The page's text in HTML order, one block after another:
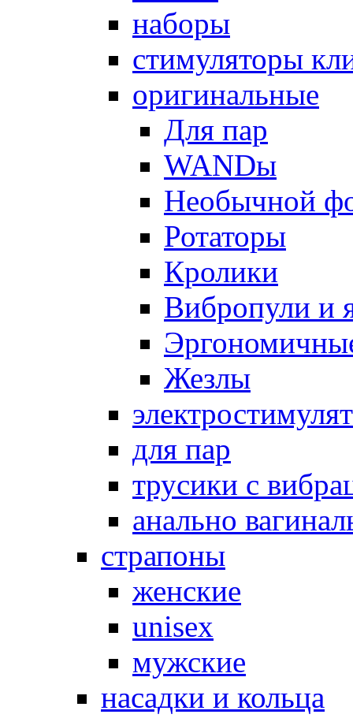
наборы
стимуляторы
оригинальные
Для пар
WANDы
Необычной
Ротаторы
Кролики
Вибропули и
Жезлы
для пар
трусики с
анально
страпоны
женские
unisex
мужские
насадки и кольца